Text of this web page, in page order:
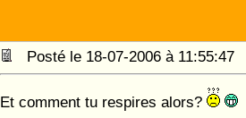
Posté le 18-07-2006 à
Et comment tu respires alors?